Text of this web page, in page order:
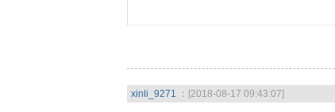
xinli_9271 ：[2018-08-17 09:43:07]